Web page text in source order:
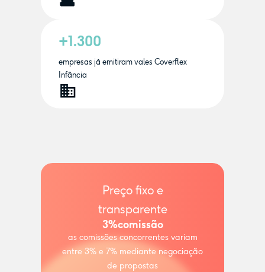
+1.300
empresas já emitiram vales Coverflex
Infância
Preço fixo e
transparente
3%comissão
as comissões concorrentes variam
entre 3% e 7% mediante negociação
de propostas